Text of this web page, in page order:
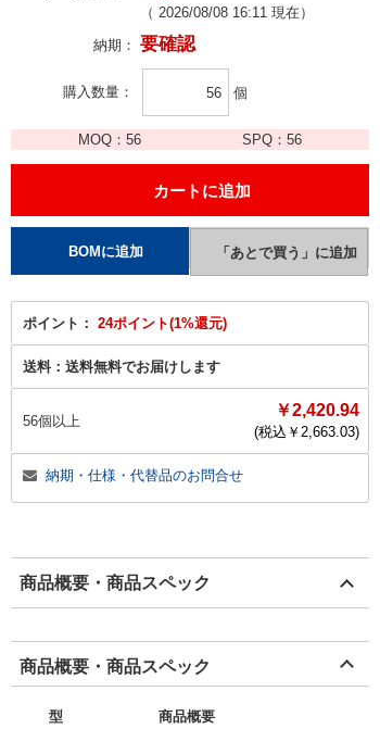
（ 2026/08/08 16:11 現在）
納期： 要確認
購入数量 個
MOQ： 56 SPQ：56
ポイント： 24ポイント(1%還元)
送料： 送料無料でお届けします
56個以上
￥2,420.94
(税込￥ 2,663.03)
納期・仕様・代替品のお問合せ
商品概要・商品スペック
商品概要・商品スペック
型 商品概要